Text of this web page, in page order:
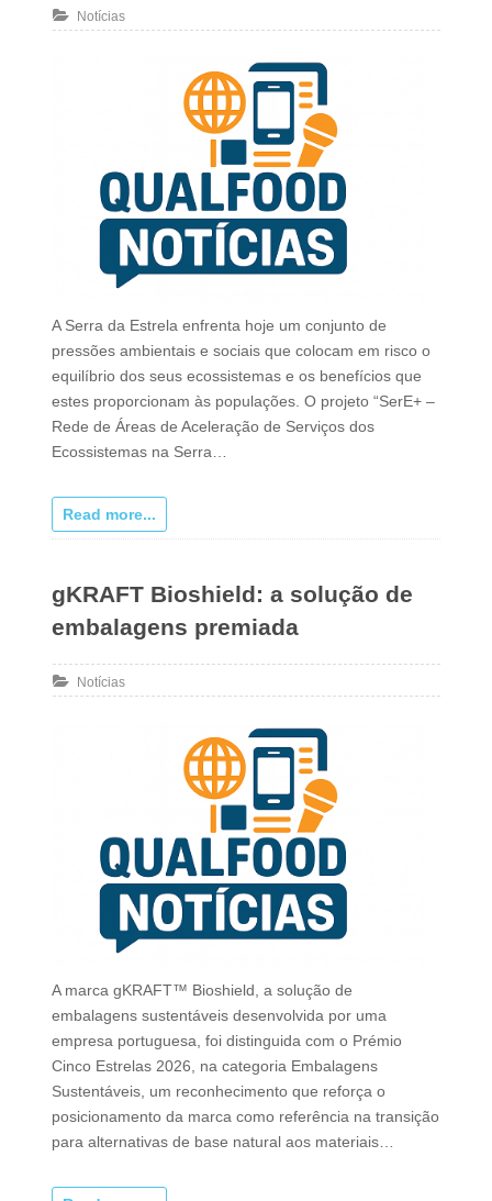
Notícias
A Serra da Estrela enfrenta hoje um conjunto de
pressões ambientais e sociais que colocam em risco o
equilíbrio dos seus ecossistemas e os benefícios que
estes proporcionam às populações. O projeto “SerE+ –
Rede de Áreas de Aceleração de Serviços dos
Ecossistemas na Serra…
Read more...
gKRAFT Bioshield: a solução de
embalagens premiada
Notícias
A marca gKRAFT™ Bioshield, a solução de
embalagens sustentáveis desenvolvida por uma
empresa portuguesa, foi distinguida com o Prémio
Cinco Estrelas 2026, na categoria Embalagens
Sustentáveis, um reconhecimento que reforça o
posicionamento da marca como referência na transição
para alternativas de base natural aos materiais…